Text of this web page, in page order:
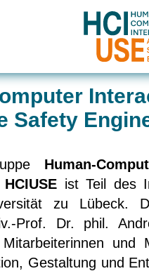
Safety
Human-
HCIUSE ist Teil des
zu Lübeck.
Prof. Dr. phil.
und
Gestaltung und